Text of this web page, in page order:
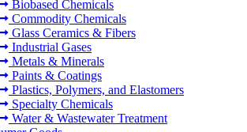
Biobased Chemicals
Commodity Chemicals
Glass Ceramics & Fibers
Industrial Gases
Metals & Minerals
Paints & Coatings
Plastics, Polymers, and Elastomers
Specialty Chemicals
Water & Wastewater Treatment